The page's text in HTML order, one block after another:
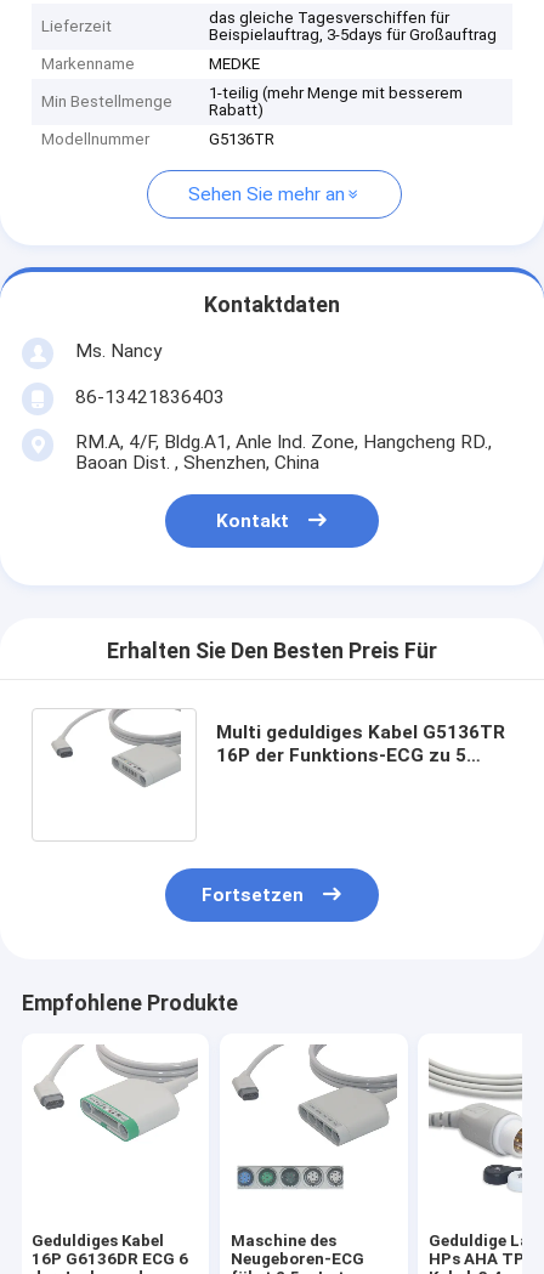
Lieferzeit
das gleiche Tagesverschiffen für
Beispielauftrag, 3-5days für Großauftrag
Markenname
MEDKE
Min Bestellmenge
1-teilig (mehr Menge mit besserem
Rabatt)
Modellnummer
G5136TR
Sehen Sie mehr an
Kontaktdaten
Ms. Nancy
86-13421836403
RM.A, 4/F, Bldg.A1, Anle Ind. Zone, Hangcheng RD.,
Baoan Dist. , Shenzhen, China
Kontakt
Erhalten Sie Den Besten Preis Für
Multi geduldiges Kabel G5136TR
16P der Funktions-ECG zu 5
Fortsetzen
Empfohlene Produkte
Geduldiges Kabel
16P G6136DR ECG 6
Maschine des
Neugeboren-ECG
Geduldige
HPs AHA TPU